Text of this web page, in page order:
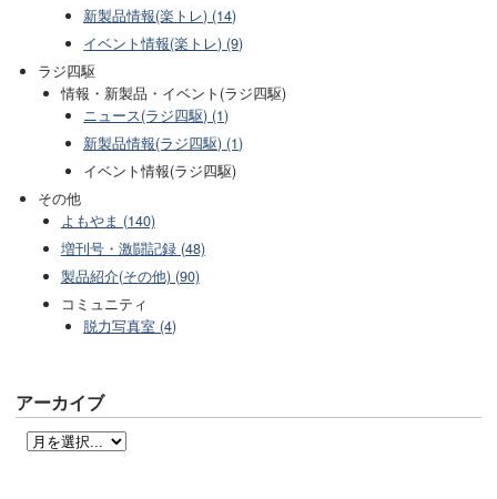
新製品情報(楽トレ) (14)
イベント情報(楽トレ) (9)
ラジ四駆
情報・新製品・イベント(ラジ四駆)
ニュース(ラジ四駆) (1)
新製品情報(ラジ四駆) (1)
イベント情報(ラジ四駆)
その他
よもやま (140)
増刊号・激闘記録 (48)
製品紹介(その他) (90)
コミュニティ
脱力写真室 (4)
アーカイブ